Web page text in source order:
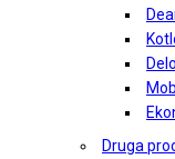
Druga